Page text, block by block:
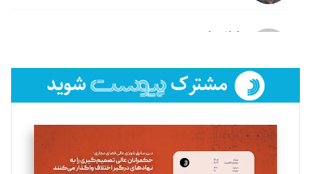
لیلا حنارود
فائزه فتحی رستمی
تحریریه
سروش کرمیان